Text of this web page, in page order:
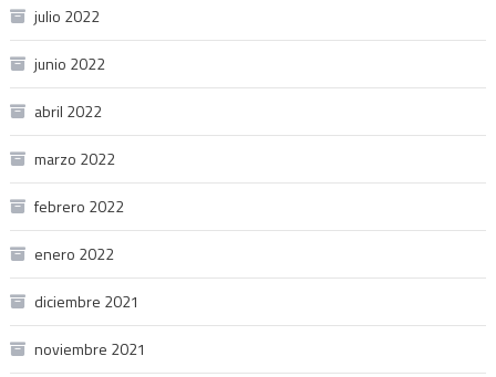
julio 2022
junio 2022
abril 2022
marzo 2022
febrero 2022
enero 2022
diciembre 2021
noviembre 2021